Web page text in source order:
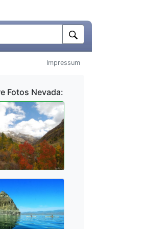
Impressum
Fotos Nevada: